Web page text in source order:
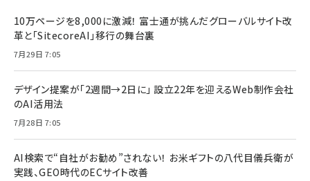
10万ページを8,000に激減！ 富士通が挑んだグローバルサイト改
革と「SitecoreAI」移行の舞台裏
7月29日 7:05
デザイン提案が「2週間→2日に」 設立22年を迎えるWeb制作会社
のAI活用法
7月28日 7:05
AI検索で“自社がお勧め”されない！ お米ギフトの八代目儀兵衛が
実践、GEO時代のECサイト改善